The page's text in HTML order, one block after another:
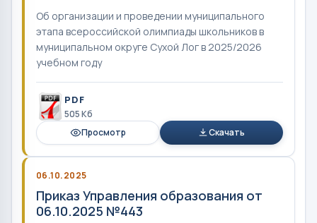
Об организации и проведении муниципального
этапа всероссийской олимпиады школьников в
муниципальном округе Сухой Лог в 2025/2026
учебном году
PDF
505 Кб
Просмотр
Скачать
06.10.2025
Приказ Управления образования от
06.10.2025 №443